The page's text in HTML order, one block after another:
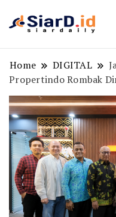
Home DIGITAL
Propertindo Rombak